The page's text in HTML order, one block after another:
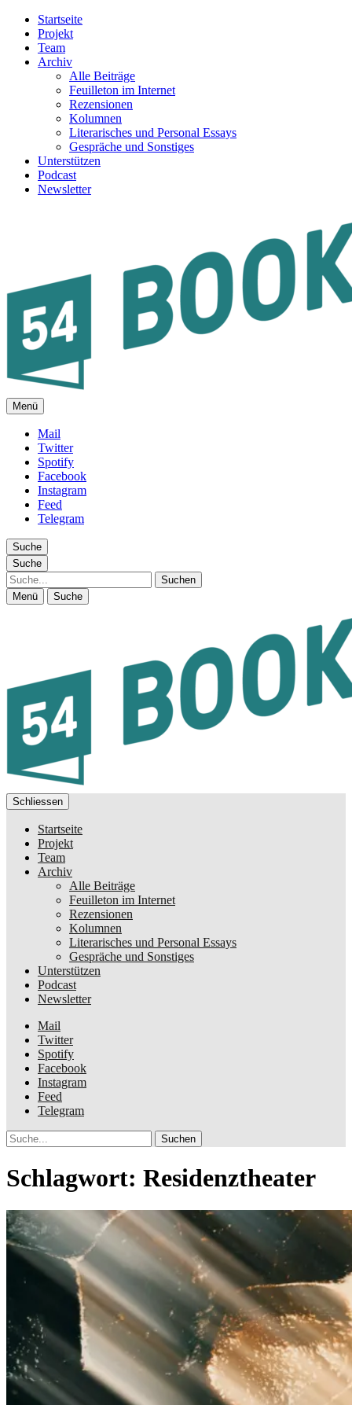
Startseite
Projekt
Team
Archiv
Alle Beiträge
Feuilleton im Internet
Rezensionen
Kolumnen
Literarisches und Personal Essays
Gespräche und Sonstiges
Unterstützen
Podcast
Newsletter
FEUILLETON IM INTERNET
Menü
Mail
Twitter
Spotify
Facebook
Instagram
Feed
Telegram
Suche
Suche
Suche
Menü Suche
Schliessen
Startseite
Projekt
Team
Archiv
Alle Beiträge
Feuilleton im Internet
Rezensionen
Kolumnen
Literarisches und Personal Essays
Gespräche und Sonstiges
Unterstützen
Podcast
Newsletter
Mail
Twitter
Spotify
Facebook
Instagram
Feed
Telegram
Suche
Schlagwort: Residenztheater